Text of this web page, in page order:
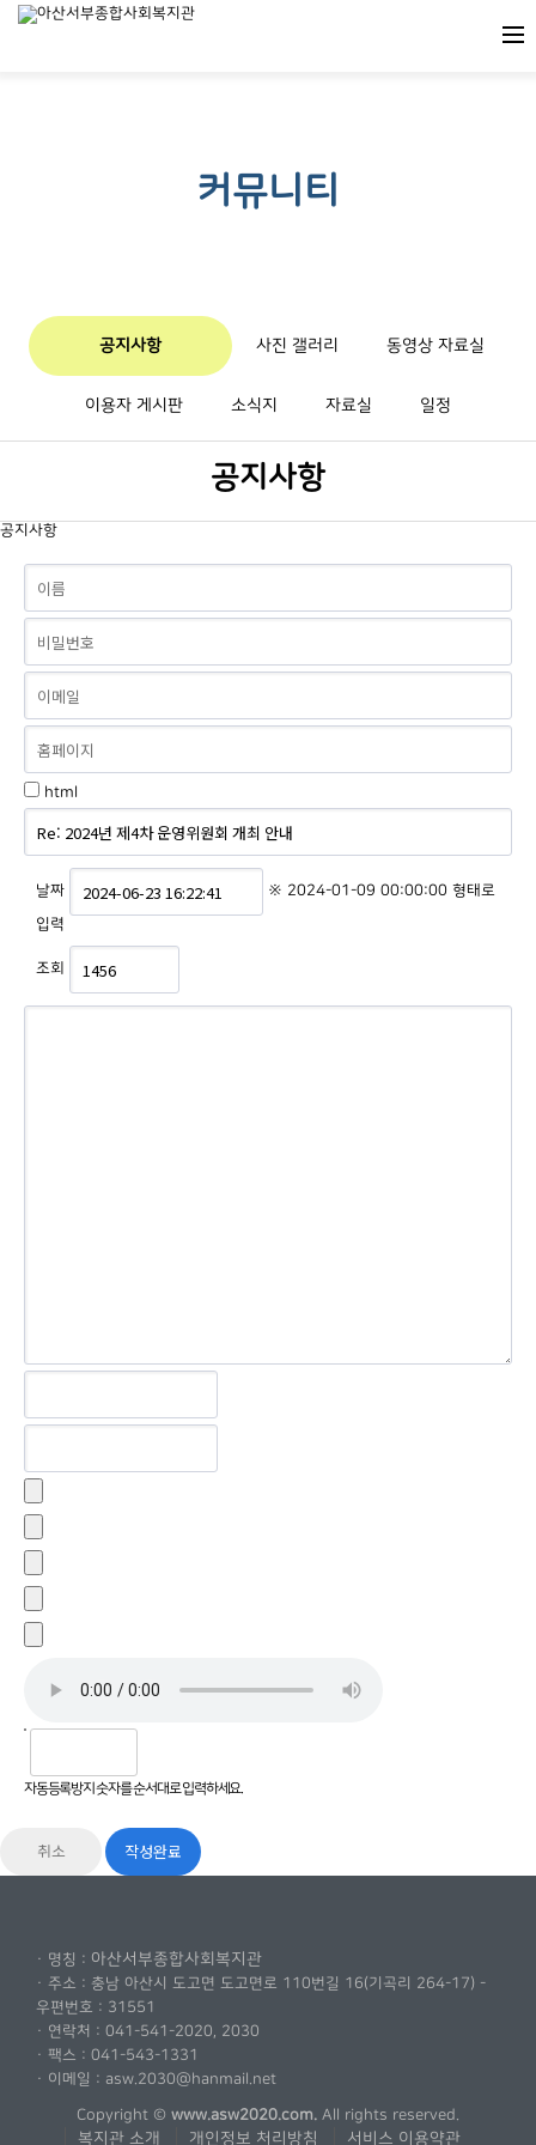
커뮤니티
공지사항 사진 갤러리 동영상 자료실
이용자 게시판 소식지 자료실 일정
공지사항
공지사항
html
날짜
※ 2024-01-09 00:00:00 형태로
입력
조회
자동등록방지 숫자를 순서대로 입력하세요.
취소
· 명칭 : 아산서부종합사회복지관
· 주소 : 충남 아산시 도고면 도고면로 110번길 16(기곡리 264-17) -
우편번호 : 31551
· 연락처 : 041-541-2020, 2030
· 팩스 : 041-543-1331
· 이메일 : asw.2030@hanmail.net
Copyright © www.asw2020.com. All rights reserved.
복지관 소개 개인정보 처리방침 서비스 이용약관